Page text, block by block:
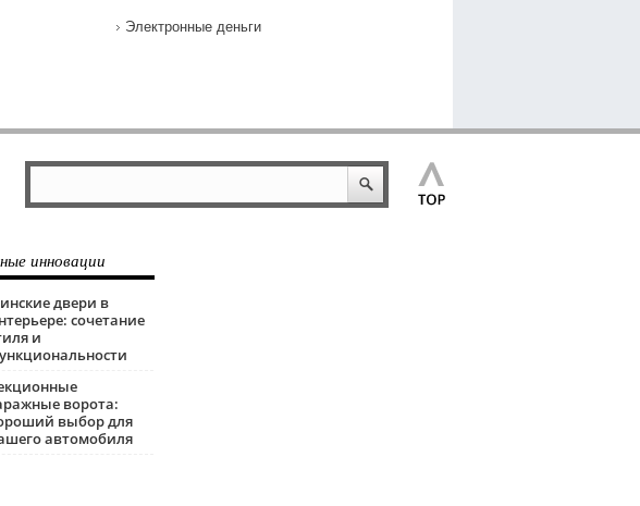
Электронные деньги
инновации
двери в
сочетание
и
ворота:
выбор для
автомобиля